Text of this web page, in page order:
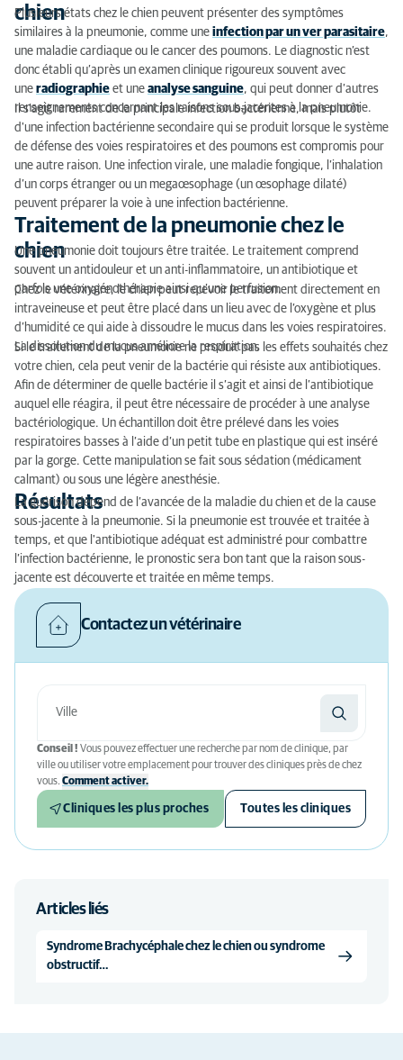
chien
Plusieurs états chez le chien peuvent présenter des symptômes
similaires à la pneumonie, comme une infection par un ver parasitaire,
une maladie cardiaque ou le cancer des poumons. Le diagnostic n’est
donc établi qu’après un examen clinique rigoureux souvent avec
une radiographie et une analyse sanguine, qui peut donner d’autres
renseignements concernant les raisons sous-jacentes à la pneumonie.
Il s’agit rarement de la principale infection bactérienne, mais plutôt
d'une infection bactérienne secondaire qui se produit lorsque le système
de défense des voies respiratoires et des poumons est compromis pour
une autre raison. Une infection virale, une maladie fongique, l’inhalation
d’un corps étranger ou un megaœsophage (un œsophage dilaté)
peuvent préparer la voie à une infection bactérienne.
Traitement de la pneumonie chez le
chien
Une pneumonie doit toujours être traitée. Le traitement comprend
souvent un antidouleur et un anti-inflammatoire, un antibiotique et
parfois une oxygénothérapie ainsi qu’une perfusion.
Chez le vétérinaire, le chien peut recevoir le traitement directement en
intraveineuse et peut être placé dans un lieu avec de l’oxygène et plus
d’humidité ce qui aide à dissoudre le mucus dans les voies respiratoires.
La dissolution du mucus améliore la respiration.
Si le traitement de la pneumonie ne produit pas les effets souhaités chez
votre chien, cela peut venir de la bactérie qui résiste aux antibiotiques.
Afin de déterminer de quelle bactérie il s’agit et ainsi de l’antibiotique
auquel elle réagira, il peut être nécessaire de procéder à une analyse
bactériologique. Un échantillon doit être prélevé dans les voies
respiratoires basses à l’aide d’un petit tube en plastique qui est inséré
par la gorge. Cette manipulation se fait sous sédation (médicament
calmant) ou sous une légère anesthésie.
Résultats
La guérison dépend de l’avancée de la maladie du chien et de la cause
sous-jacente à la pneumonie. Si la pneumonie est trouvée et traitée à
temps, et que l'antibiotique adéquat est administré pour combattre
l’infection bactérienne, le pronostic sera bon tant que la raison sous-
jacente est découverte et traitée en même temps.
Contactez un vétérinaire
Conseil ! Vous pouvez effectuer une recherche par nom de clinique, par
ville ou utiliser votre emplacement pour trouver des cliniques près de chez
vous. Comment activer.
Cliniques les plus proches Toutes les cliniques
Articles liés
Syndrome Brachycéphale chez le chien ou syndrome
obstructif…